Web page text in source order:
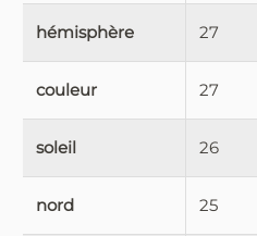
hémisphère 27
couleur 27
soleil 26
nord 25